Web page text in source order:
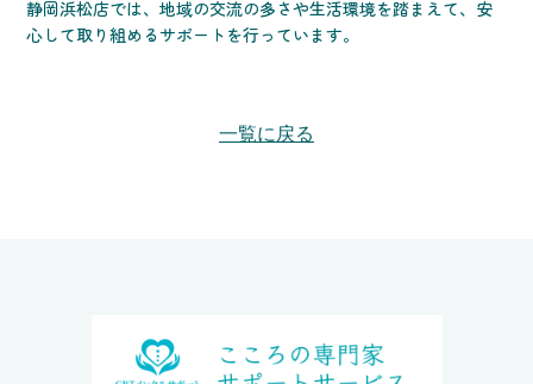
静岡浜松店では、地域の交流の多さや生活環境を踏まえて、安
心して取り組めるサポートを行っています。
一覧に戻る